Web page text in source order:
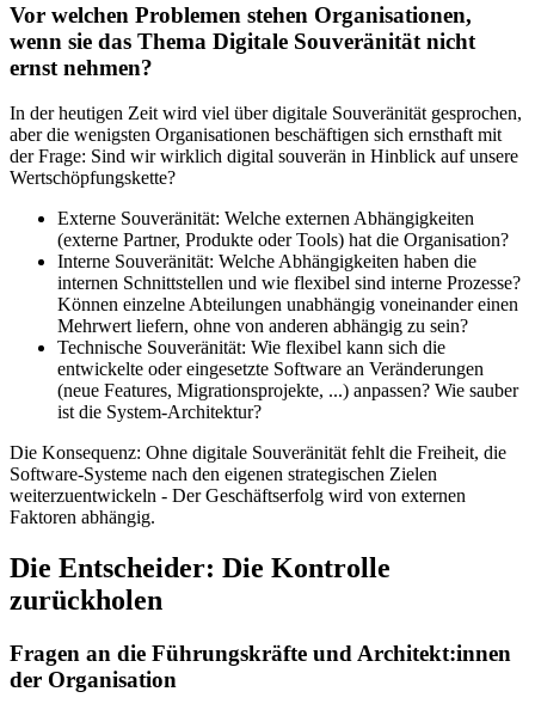
Vor welchen Problemen stehen Organisationen,
wenn sie das Thema Digitale Souveränität nicht
ernst nehmen?
In der heutigen Zeit wird viel über digitale Souveränität gesprochen,
aber die wenigsten Organisationen beschäftigen sich ernsthaft mit
der Frage: Sind wir wirklich digital souverän in Hinblick auf unsere
Wertschöpfungskette?
Externe Souveränität: Welche externen Abhängigkeiten
(externe Partner, Produkte oder Tools) hat die Organisation?
Interne Souveränität: Welche Abhängigkeiten haben die
internen Schnittstellen und wie flexibel sind interne Prozesse?
Können einzelne Abteilungen unabhängig voneinander einen
Mehrwert liefern, ohne von anderen abhängig zu sein?
Technische Souveränität: Wie flexibel kann sich die
entwickelte oder eingesetzte Software an Veränderungen
(neue Features, Migrationsprojekte, ...) anpassen? Wie sauber
ist die System-Architektur?
Die Konsequenz: Ohne digitale Souveränität fehlt die Freiheit, die
Software-Systeme nach den eigenen strategischen Zielen
weiterzuentwickeln - Der Geschäftserfolg wird von externen
Faktoren abhängig.
Die Entscheider: Die Kontrolle
zurückholen
Fragen an die Führungskräfte und Architekt:innen
der Organisation